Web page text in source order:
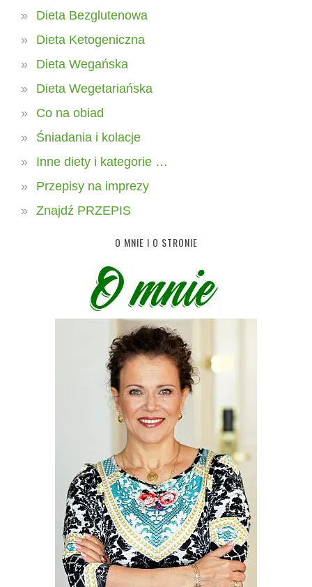
Dieta Bezglutenowa
Dieta Ketogeniczna
Dieta Wegańska
Dieta Wegetariańska
Co na obiad
Śniadania i kolacje
Inne diety i kategorie …
Przepisy na imprezy
Znajdź PRZEPIS
O MNIE I O STRONIE